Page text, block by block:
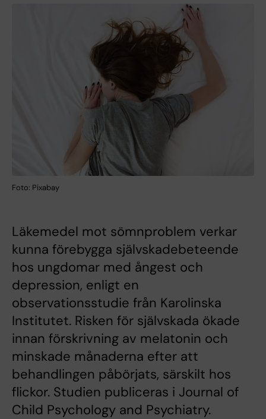
Foto: Pixabay
Läkemedel mot sömnproblem verkar
kunna förebygga självskadebeteende
hos ungdomar med ångest och
depression, enligt en
observationsstudie från Karolinska
Institutet. Risken för självskada ökade
innan förskrivning av melatonin och
minskade månaderna efter att
behandlingen påbörjats, särskilt hos
flickor. Studien publiceras i Journal of
Child Psychology and Psychiatry.